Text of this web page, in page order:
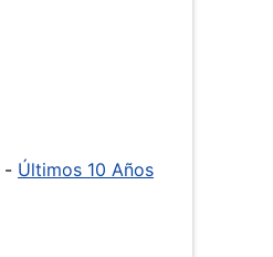
- Últimos 10 Años